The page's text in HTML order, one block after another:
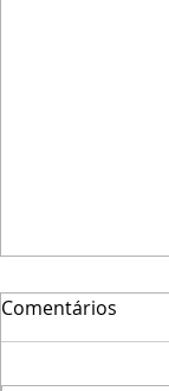
Comentários